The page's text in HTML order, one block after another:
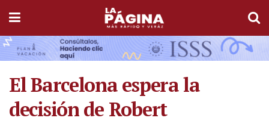
El Barcelona espera la
decisión de Robert